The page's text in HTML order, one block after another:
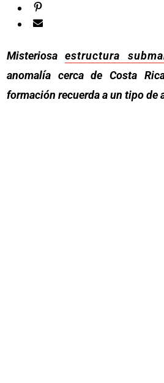
Misteriosa estructura
anomalía cerca de Costa
formación recuerda a un tipo de